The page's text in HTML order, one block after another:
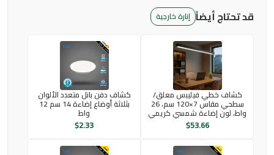
قد تحتاج أيضاً إنارة خارجية
كشاف خطي فيليبس معلق/
سطحي مقاس 7×120 سم، 26
واط، لون إضاءة شمسي كريمي
$53.66
كشاف دفن بانل متعدد الألوان
بثلاثة أوضاع إضاءة 14 سم 12
واط
$2.33